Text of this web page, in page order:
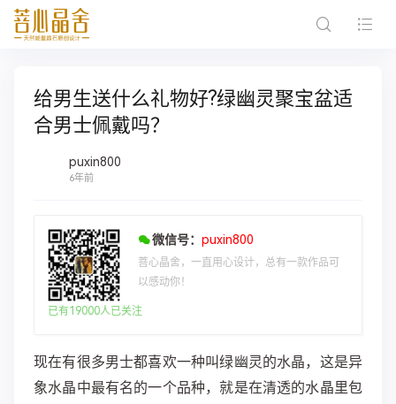
给男生送什么礼物好?绿幽灵聚宝盆适
合男士佩戴吗？
puxin800
6年前
微信号： puxin800
菩心晶舍，一直用心设计，总有一款作品可
以感动你！
已有19000人已关注
现在有很多男士都喜欢一种叫绿幽灵的水晶，这是异
象水晶中最有名的一个品种，就是在清透的水晶里包